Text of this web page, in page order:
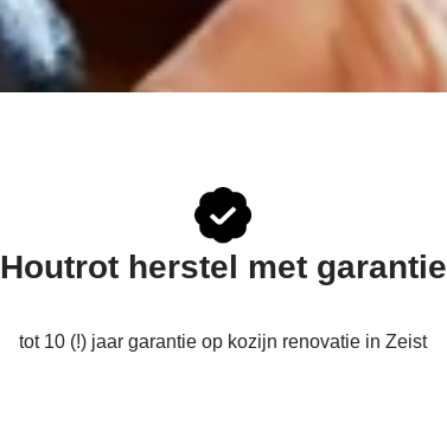
Houtrot herstel met garantie
tot 10 (!) jaar garantie op kozijn renovatie in Zeist